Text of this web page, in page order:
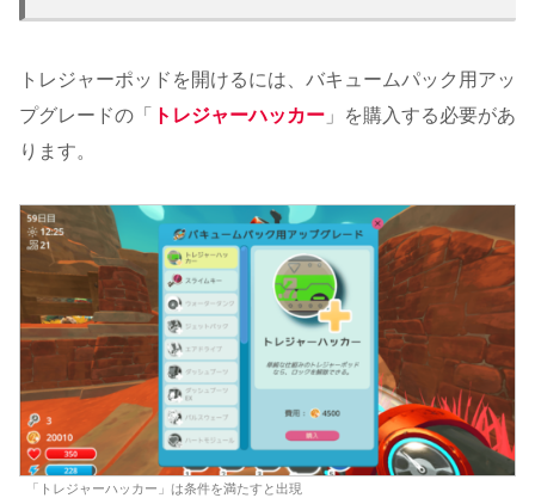
トレジャーポッドを開けるには、バキュームパック用アッ
プグレードの「
トレジャーハッカー 」を購入する必要があ
ります。
「トレジャーハッカー」は条件を満たすと出現